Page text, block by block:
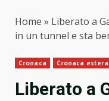
Home » Liberato a
in un tunnel e sta
Cronaca Cronaca estera
Liberato a